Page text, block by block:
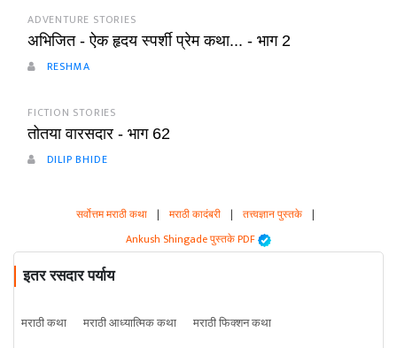
ADVENTURE STORIES
अभिजित - ऐक हृदय स्पर्शी प्रेम कथा... - भाग 2
RESHMA
FICTION STORIES
तोतया वारसदार - भाग 62
DILIP BHIDE
सर्वोत्तम मराठी कथा | मराठी कादंबरी | तत्त्वज्ञान पुस्तके |
Ankush Shingade पुस्तके PDF
इतर रसदार पर्याय
मराठी कथा मराठी आध्यात्मिक कथा
मराठी फिक्शन कथा